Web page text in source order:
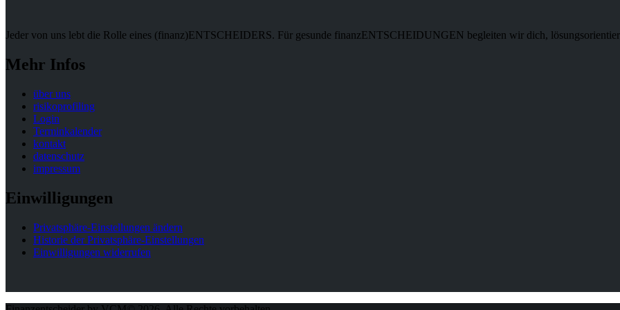
Jeder von uns lebt die Rolle eines (finanz)ENTSCHEIDERS. Für gesunde finanzENTSCHEIDUNGEN begleiten wir dich,
Mehr Infos
über uns
risikoprofiling
Login
Terminkalender
kontakt
datenschutz
impressum
Einwilligungen
Privatsphäre-Einstellungen ändern
Historie der Privatsphäre-Einstellungen
Einwilligungen widerrufen